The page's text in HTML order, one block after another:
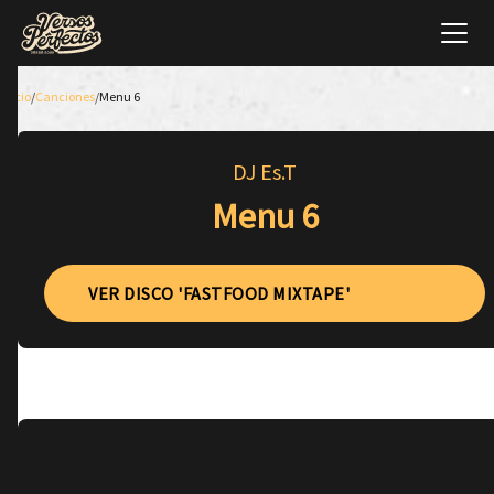
Inicio/Canciones/Menu 6
DJ Es.T
Menu 6
VER DISCO 'FASTFOOD MIXTAPE'